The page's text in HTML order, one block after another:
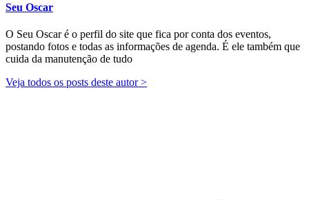
Seu Oscar
O Seu Oscar é o perfil do site que fica por conta dos eventos,
postando fotos e todas as informações de agenda. É ele também que
cuida da manutenção de tudo
Veja todos os posts deste autor >